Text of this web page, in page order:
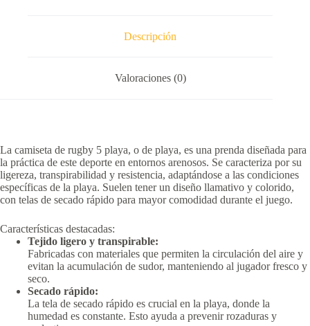
Descripción
Valoraciones (0)
La camiseta de rugby 5 playa, o de playa, es una prenda diseñada para
la práctica de este deporte en entornos arenosos. Se caracteriza por su
ligereza, transpirabilidad y resistencia, adaptándose a las condiciones
específicas de la playa. Suelen tener un diseño llamativo y colorido,
con telas de secado rápido para mayor comodidad durante el juego.
Características destacadas:
Tejido ligero y transpirable:
Fabricadas con materiales que permiten la circulación del aire y
evitan la acumulación de sudor, manteniendo al jugador fresco y
seco.
Secado rápido:
La tela de secado rápido es crucial en la playa, donde la
humedad es constante. Esto ayuda a prevenir rozaduras y